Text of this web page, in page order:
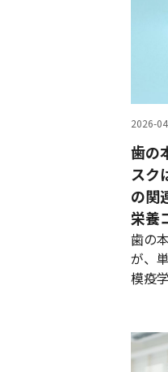
2026-
歯の
スク
の関
栄養
歯の
が、
模疫